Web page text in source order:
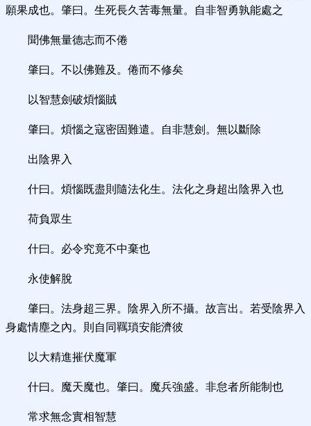
願果成也。肇曰。生死長久苦毒無量。自非智勇孰能處之
聞佛無量德志而不倦
肇曰。不以佛難及。倦而不修矣
以智慧劍破煩惱賊
肇曰。煩惱之寇密固難遣。自非慧劍。無以斷除
出陰界入
什曰。煩惱既盡則隨法化生。法化之身超出陰界入也
荷負眾生
什曰。必令究竟不中棄也
永使解脫
肇曰。法身超三界。陰界入所不攝。故言出。若受陰界入
身處情塵之內。則自同羈瑣安能濟彼
以大精進摧伏魔軍
什曰。魔天魔也。肇曰。魔兵強盛。非怠者所能制也
常求無念實相智慧